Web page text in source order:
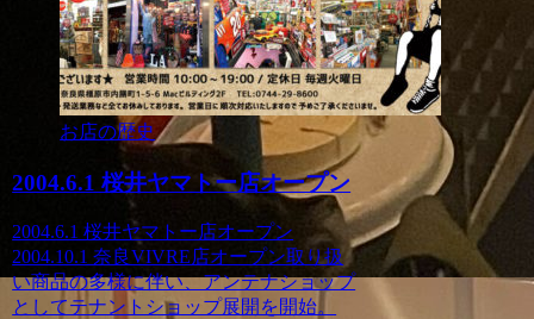
お店の歴史
2004.6.1 桜井ヤマトー店オープン
2004.6.1 桜井ヤマトー店オープン
2004.10.1 奈良VIVRE店オープン取り扱
い商品の多様に伴い、アンテナショップ
としてテナントショップ展開を開始。